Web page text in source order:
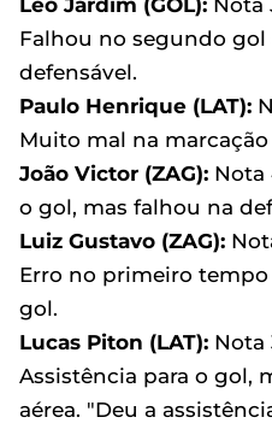
Falhou no segundo gol
defensável.
Paulo Henrique (LAT):
Muito mal na
João Victor (ZAG): Nota
o gol, mas falhou na
Luiz Gustavo (ZAG):
Erro no primeiro
gol.
Lucas Piton (LAT): Nota
Assistência para o gol,
aérea. "Deu a